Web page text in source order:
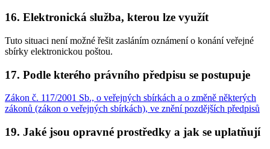
16. Elektronická služba, kterou lze využít
Tuto situaci není možné řešit zasláním oznámení o konání veřejné
sbírky elektronickou poštou.
17. Podle kterého právního předpisu se postupuje
Zákon č. 117/2001 Sb., o veřejných sbírkách a o změně některých
zákonů (zákon o veřejných sbírkách), ve znění pozdějších předpisů
19. Jaké jsou opravné prostředky a jak se uplatňují